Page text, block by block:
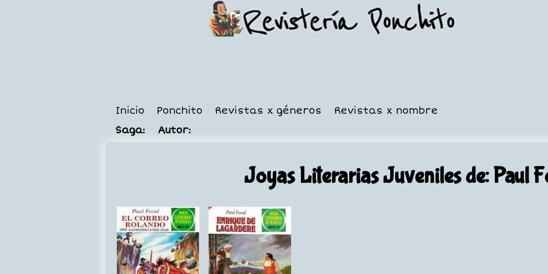
Inicio Ponchito Revistas x géneros
Revistas x nombre
Saga:
Autor:
Joyas Literarias Juvenilesde: Paul